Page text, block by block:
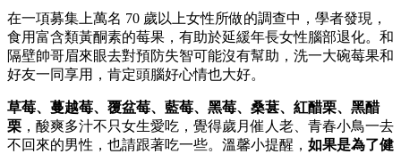
在一項募集上萬名 70 歲以上女性所做的調查中，學者發現，
食用富含類黃酮素的莓果，有助於延緩年長女性腦部退化。和
隔壁帥哥眉來眼去對預防失智可能沒有幫助，洗一大碗莓果和
好友一同享用，肯定頭腦好心情也大好。
草莓、蔓越莓、覆盆莓、藍莓、黑莓、桑葚、紅醋栗、黑醋
栗 ，酸爽多汁不只女生愛吃，覺得歲月催人老、青春小鳥一去
不回來的男性，也請跟著吃一些。溫馨小提醒， 如果是為了健